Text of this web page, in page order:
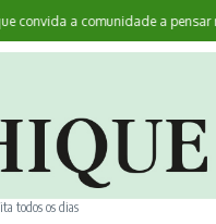
a comunidade a pensar no
todos os dias